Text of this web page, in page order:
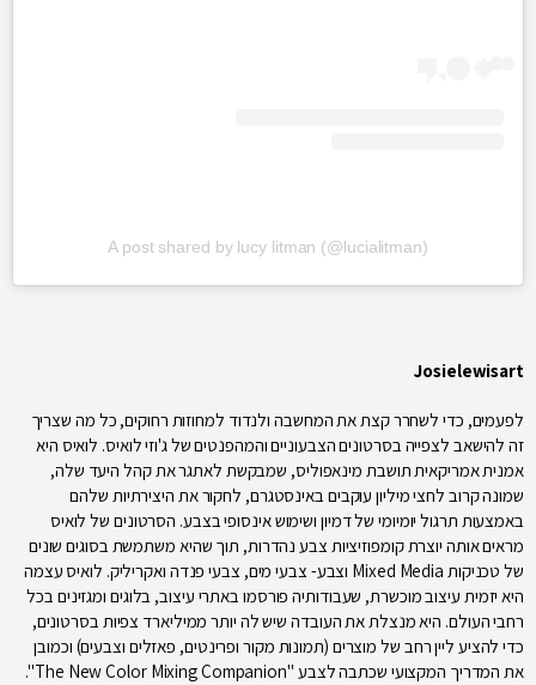
A post shared by lucy litman (@lucialitman)
Josielewisart
לפעמים, כדי לשחרר קצת את המחשבה ולנדוד למחוזות רחוקים, כל מה שצריך
זה להישאב לצפייה בסרטונים הצבעוניים והמהפנטים של ג'וזי לואיס. לואיס היא
אמנית אמריקאית תושבת מינאפוליס, שמבקשת לאתגר את קהל היעד שלה,
שמונה קרוב לחצי מיליון עוקבים באינסטגרם, לחקור את היצירתיות שלהם
באמצעות תרגול יומיומי של דמיון ושימוש אינסופי בצבע. הסרטונים של לואיס
מראים אותה יוצרת קומפוזיציות צבע נהדרות, תוך שהיא משתמשת בסוגים שונים
של טכניקות Mixed Media וצבע- צבעי מים, צבעי פנדה ואקריליק. לואיס עצמה
היא יזמית עיצוב מוכשרת, שעבודותיה פורסמו באתרי עיצוב, בלוגים ומגזינים בכל
רחבי העולם. היא מנצלת את העובדה שיש לה יותר ממיליארד צפיות בסרטונים,
כדי להציע ליין רחב של מוצרים (תמונות מקור ופרינטים, פאזלים וצבעים) וכמובן
את המדריך המקצועי שכתבה לצבע "The New Color Mixing Companion".